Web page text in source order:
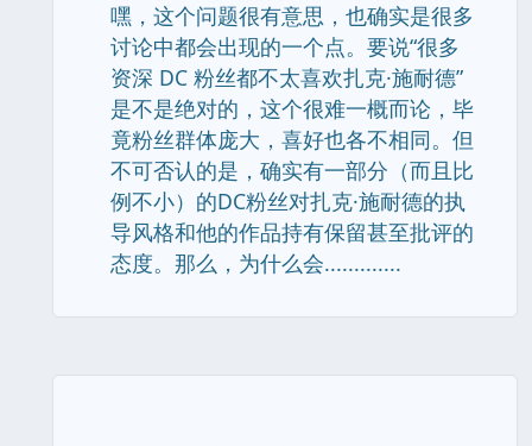
嘿，这个问题很有意思，也确实是很多
讨论中都会出现的一个点。要说“很多
资深 DC 粉丝都不太喜欢扎克·施耐德”
是不是绝对的，这个很难一概而论，毕
竟粉丝群体庞大，喜好也各不相同。但
不可否认的是，确实有一部分（而且比
例不小）的DC粉丝对扎克·施耐德的执
导风格和他的作品持有保留甚至批评的
态度。那么，为什么会.............